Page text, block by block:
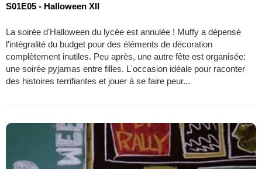
S01E05 - Halloween XII
La soirée d'Halloween du lycée est annulée ! Muffy a dépensé
l'intégralité du budget pour des éléments de décoration
complètement inutiles. Peu après, une autre fête est organisée:
une soirée pyjamas entre filles. L'occasion idéale pour raconter
des histoires terrifiantes et jouer à se faire peur...